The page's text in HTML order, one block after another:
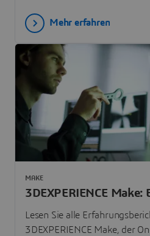
Mehr erfahren
3DEXPERIENCE
Lesen Sie alle
3DEXPERIENCE Make, der
MAKE